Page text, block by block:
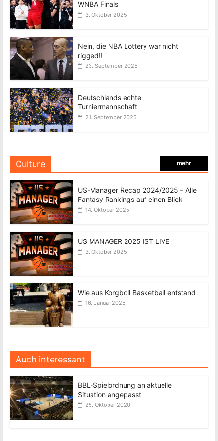
WNBA Finals
3. Oktober 2025
Nein, die NBA Lottery war nicht
rigged!!
23. September 2025
Deutschlands echte
Turniermannschaft
21. September 2025
Culture mehr
US-Manager Recap 2024/2025 – Alle
Fantasy Rankings auf einen Blick
14. Oktober 2025
US MANAGER 2025 IST LIVE
3. Oktober 2025
Wie aus Korgboll Basketball entstand
16. Januar 2025
Auch interessant
BBL-Spielordnung an aktuelle
Situation angepasst
25. Oktober 2020